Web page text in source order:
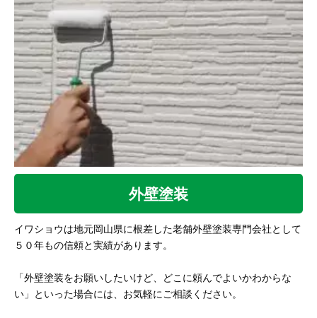
外壁塗装
イワショウは地元岡山県に根差した老舗外壁塗装専門会社として
５０年もの信頼と実績があります。
「外壁塗装をお願いしたいけど、どこに頼んでよいかわからな
い」といった場合には、お気軽にご相談ください。